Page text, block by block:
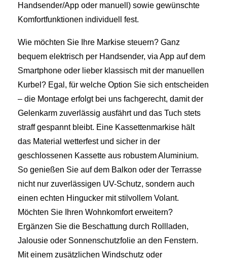
Handsender/App oder manuell) sowie gewünschte
Komfortfunktionen individuell fest.
Wie möchten Sie Ihre Markise steuern? Ganz
bequem elektrisch per Handsender, via App auf dem
Smartphone oder lieber klassisch mit der manuellen
Kurbel? Egal, für welche Option Sie sich entscheiden
– die Montage erfolgt bei uns fachgerecht, damit der
Gelenkarm zuverlässig ausfährt und das Tuch stets
straff gespannt bleibt. Eine Kassettenmarkise hält
das Material wetterfest und sicher in der
geschlossenen Kassette aus robustem Aluminium.
So genießen Sie auf dem Balkon oder der Terrasse
nicht nur zuverlässigen UV-Schutz, sondern auch
einen echten Hingucker mit stilvollem Volant.
Möchten Sie Ihren Wohnkomfort erweitern?
Ergänzen Sie die Beschattung durch Rollladen,
Jalousie oder Sonnenschutzfolie an den Fenstern.
Mit einem zusätzlichen Windschutz oder